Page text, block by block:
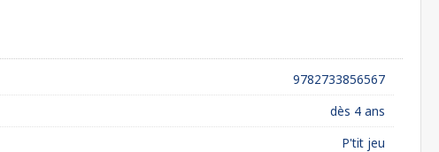
9782733856567
dès 4 ans
P'tit jeu